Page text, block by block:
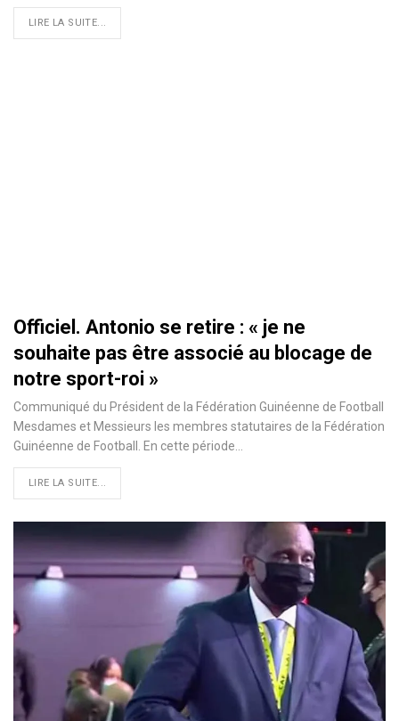
LIRE LA SUITE...
Officiel. Antonio se retire : « je ne
souhaite pas être associé au blocage de
notre sport-roi »
Communiqué du Président de la Fédération Guinéenne de Football
Mesdames et Messieurs les membres statutaires de la Fédération
Guinéenne de Football. En cette période
LIRE LA SUITE...